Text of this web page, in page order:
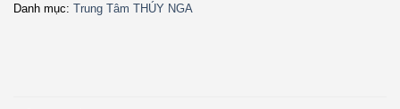
Danh mục: Trung Tâm THÚY NGA